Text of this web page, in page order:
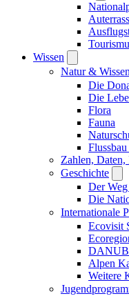
Wissen
Natur &
Die
Die
Flora
Fauna
Zahlen, Daten,
Geschichte
Der
Die
Internationale
Ecovisit
Alpen
Weitere